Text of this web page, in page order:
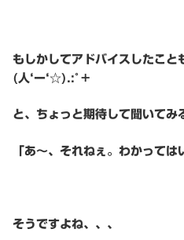
もしかしてアドバイスしたこと
(人‘ー‘☆).:ﾟ+
と、ちょっと期待して聞いてみ
「あ〜、それねぇ。わかっては
そうですよね、、、